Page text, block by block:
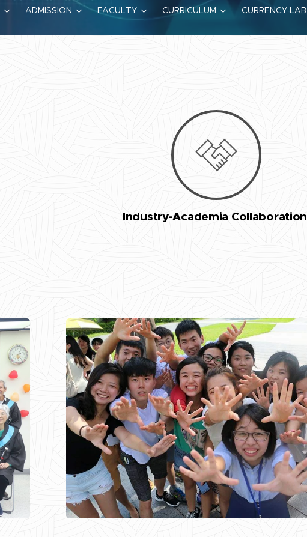
ADMISSION FACULTY CURRICULUM CURRENCY LAB
Industry-Academia Collaboration